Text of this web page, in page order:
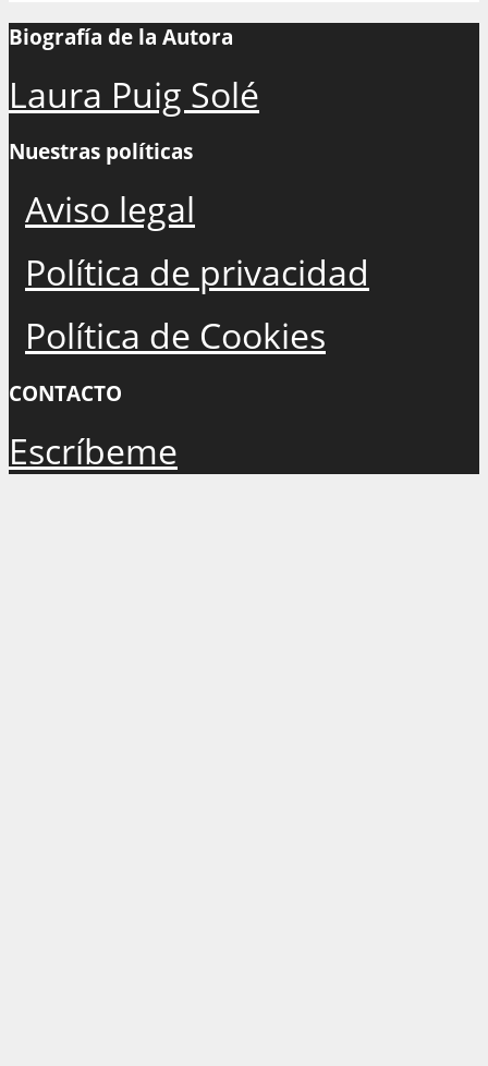
Biografía de la Autora
Laura Puig Solé
Nuestras políticas
Aviso legal
Política de privacidad
Política de Cookies
CONTACTO
Escríbeme